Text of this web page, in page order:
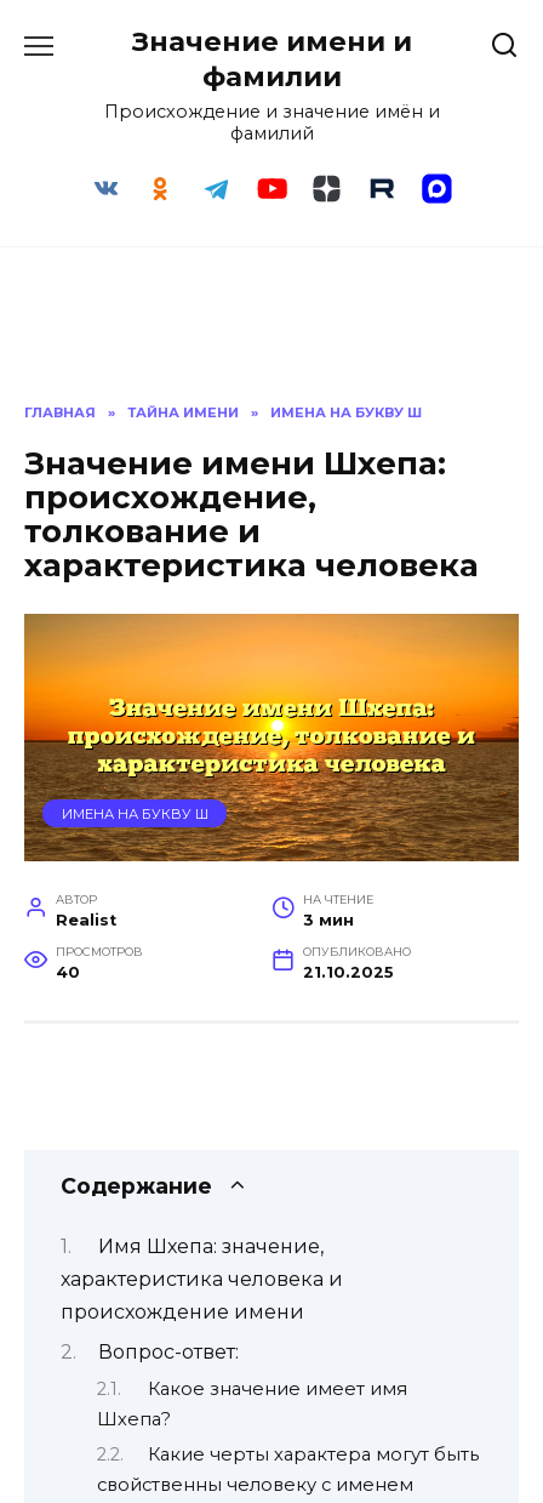
Значение имени и
фамилии
Происхождение и значение имён и
фамилий
ГЛАВНАЯ » ТАЙНА ИМЕНИ » ИМЕНА НА БУКВУ Ш
Значение имени Шхепа:
происхождение,
толкование и
характеристика человека
ИМЕНА НА БУКВУ Ш
АВТОР
Realist
НА ЧТЕНИЕ
3 мин
ПРОСМОТРОВ
40
ОПУБЛИКОВАНО
21.10.2025
Содержание
Имя Шхепа: значение,
характеристика человека и
происхождение имени
Вопрос-ответ:
Какое значение имеет имя
Шхепа?
Какие черты характера могут быть
свойственны человеку с именем